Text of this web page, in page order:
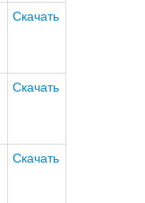
Скачать
Скачать
Скачать